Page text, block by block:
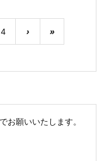
4 › »
お願いいたします。